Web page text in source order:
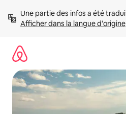
directement
Afficher dans la langue d'origine